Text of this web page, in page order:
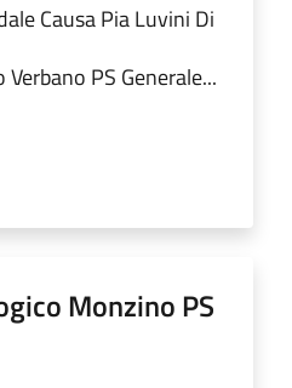
Causa Pia Luvini Di
PS Generale...
Monzino PS